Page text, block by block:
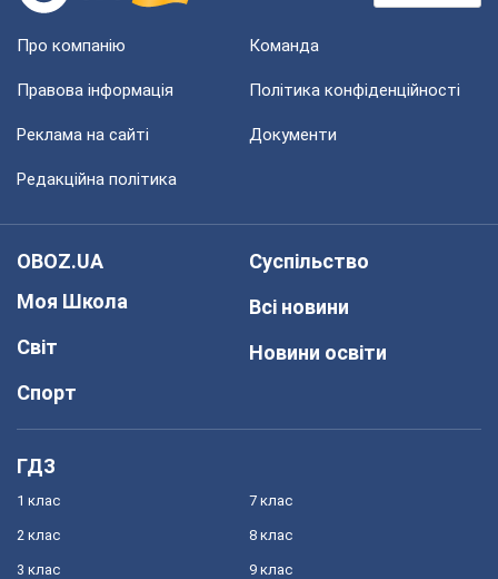
Про компанію Команда
Правова інформація Політика конфіденційності
Реклама на сайті Документи
Редакційна політика
OBOZ.UA
Моя Школа
Світ
Спорт
Суспільство
Всі новини
Новини освіти
ГДЗ
1 клас
2 клас
3 клас
7 клас
8 клас
9 клас